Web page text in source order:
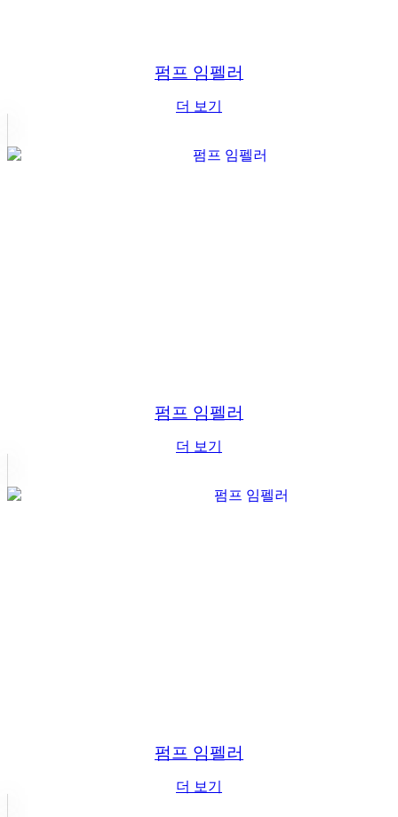
펌프 임펠러
더 보기
펌프 임펠러
더 보기
펌프 임펠러
더 보기